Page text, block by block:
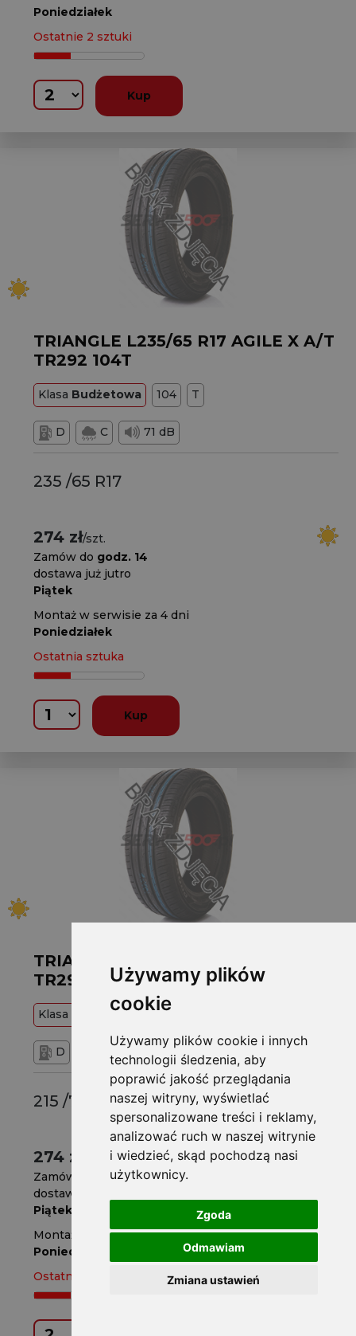
Używamy plików
cookie
Używamy plików cookie i innych
technologii śledzenia, aby
poprawić jakość przeglądania
naszej witryny, wyświetlać
spersonalizowane treści i reklamy,
analizować ruch w naszej witrynie
i wiedzieć, skąd pochodzą nasi
użytkownicy.
Zgoda
Odmawiam
Zmiana ustawień
Poniedziałek
Ostatnie 2 sztuki
Kup
TRIANGLE L235/65 R17 AGILE X A/T
TR292 104T
Klasa Budżetowa 104 T
D C 71 dB
235 /65 R17
274 zł/szt.
Zamów do godz. 14
dostawa już jutro
Piątek
Montaż w serwisie za 4 dni
Poniedziałek
Ostatnia sztuka
Kup
TRIANGLE L215/70 R16 AGILE X A/T
TR292 100T
Klasa Budżetowa 100
D 71 dB
215 /70 R16
274 zł
Zamów do
godz. 14
dostawa już jutro
Piątek
Montaż w serwisie za 4 dni
Poniedziałek
Ostatnie 2 sztuki